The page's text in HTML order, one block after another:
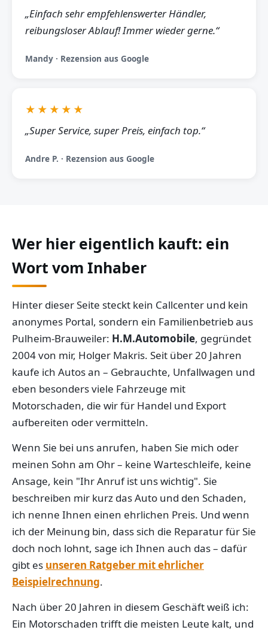
„Einfach sehr empfehlenswerter Händler,
reibungsloser Ablauf! Immer wieder gerne.“
Mandy · Rezension aus Google
★★★★★
„Super Service, super Preis, einfach top.“
Andre P. · Rezension aus Google
Wer hier eigentlich kauft: ein
Wort vom Inhaber
Hinter dieser Seite steckt kein Callcenter und kein
anonymes Portal, sondern ein Familienbetrieb aus
Pulheim-Brauweiler: H.M.Automobile, gegründet
2004 von mir, Holger Makris. Seit über 20 Jahren
kaufe ich Autos an – Gebrauchte, Unfallwagen und
eben besonders viele Fahrzeuge mit
Motorschaden, die wir für Handel und Export
aufbereiten oder vermitteln.
Wenn Sie bei uns anrufen, haben Sie mich oder
meinen Sohn am Ohr – keine Warteschleife, keine
Ansage, kein "Ihr Anruf ist uns wichtig". Sie
beschreiben mir kurz das Auto und den Schaden,
ich nenne Ihnen einen ehrlichen Preis. Und wenn
ich der Meinung bin, dass sich die Reparatur für Sie
doch noch lohnt, sage ich Ihnen auch das – dafür
gibt es unseren Ratgeber mit ehrlicher
Beispielrechnung.
Nach über 20 Jahren in diesem Geschäft weiß ich:
Ein Motorschaden trifft die meisten Leute kalt, und